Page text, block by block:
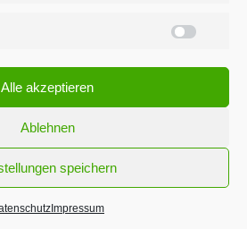
Alle akzeptieren
Ablehnen
speichern
Impressum
nutzen wir rapidmail. Mit Ihrer Anmeldung
Datenschutzbestimmungen